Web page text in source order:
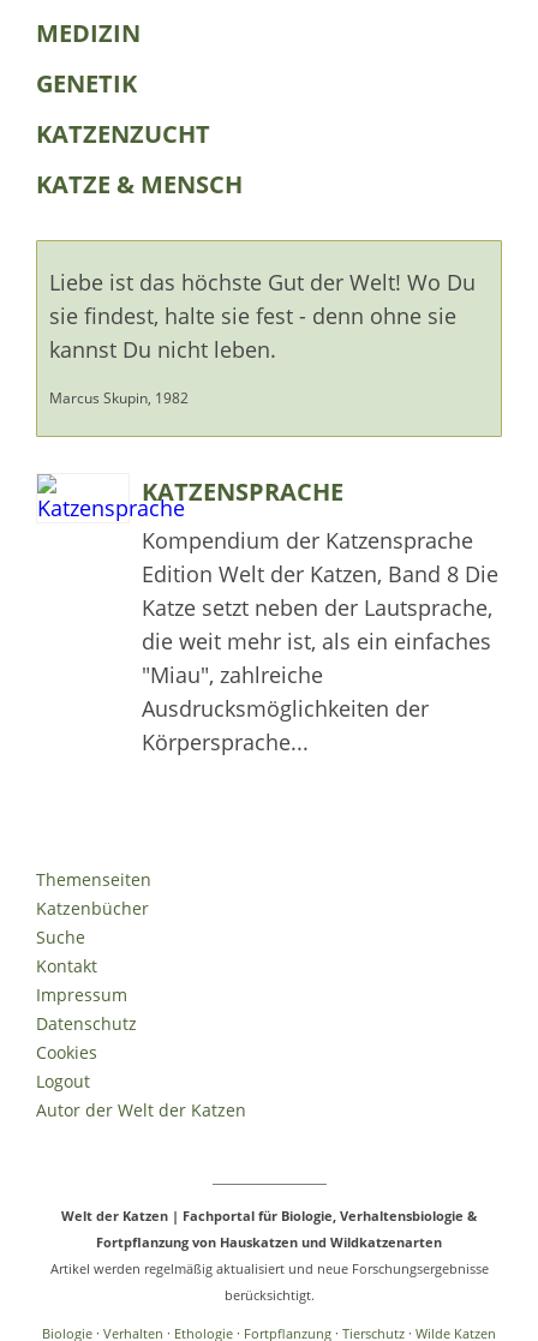
MEDIZIN
GENETIK
KATZENZUCHT
KATZE & MENSCH
Liebe ist das höchste Gut der Welt! Wo Du
sie findest, halte sie fest - denn ohne sie
kannst Du nicht leben.
Marcus Skupin, 1982
KATZENSPRACHE
Kompendium der Katzensprache
Edition Welt der Katzen, Band 8 Die
Katze setzt neben der Lautsprache,
die weit mehr ist, als ein einfaches
"Miau", zahlreiche
Ausdrucksmöglichkeiten der
Körpersprache...
Themenseiten
Katzenbücher
Suche
Kontakt
Impressum
Datenschutz
Cookies
Logout
Autor der Welt der Katzen
Welt der Katzen | Fachportal für Biologie, Verhaltensbiologie &
Fortpflanzung von Hauskatzen und Wildkatzenarten
Artikel werden regelmäßig aktualisiert und neue Forschungsergebnisse
berücksichtigt.
Biologie · Verhalten · Ethologie · Fortpflanzung · Tierschutz · Wilde Katzen